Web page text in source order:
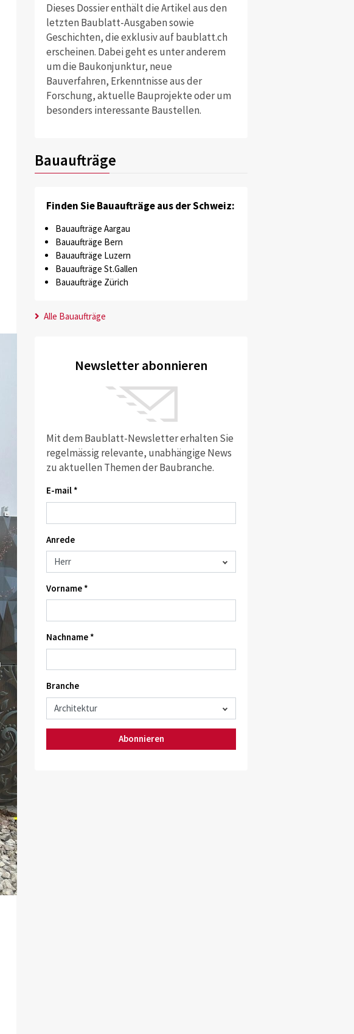
Dieses Dossier enthält die Artikel aus den
letzten Baublatt-Ausgaben sowie
Geschichten, die exklusiv auf baublatt.ch
erscheinen. Dabei geht es unter anderem
um die Baukonjunktur, neue
Bauverfahren, Erkenntnisse aus der
Forschung, aktuelle Bauprojekte oder um
besonders interessante Baustellen.
Bauaufträge
Finden Sie Bauaufträge aus der Schweiz:
Bauaufträge Aargau
Bauaufträge Bern
Bauaufträge Luzern
Bauaufträge St.Gallen
Bauaufträge Zürich
Alle Bauaufträge
Newsletter abonnieren
Mit dem Baublatt-Newsletter erhalten Sie
regelmässig relevante, unabhängige News
zu aktuellen Themen der Baubranche.
E-mail *
Anrede
Vorname *
Nachname *
Branche
Abonnieren